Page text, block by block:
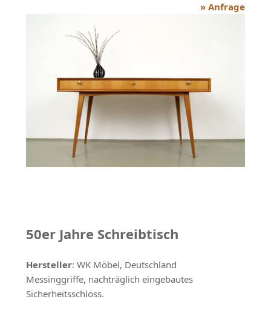
» Anfrage
50er Jahre Schreibtisch
Hersteller: WK Möbel, Deutschland
Messinggriffe, nachträglich eingebautes
Sicherheitsschloss.